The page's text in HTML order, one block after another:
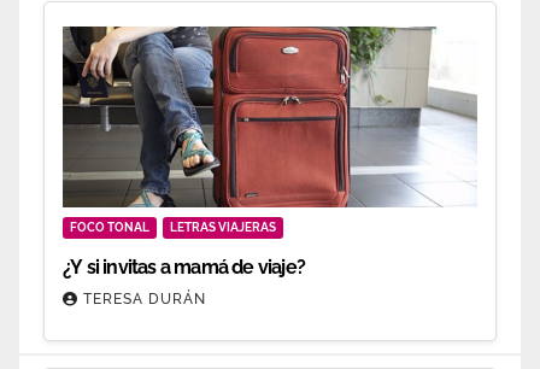
FOCO TONAL LETRAS VIAJERAS
¿Y si invitas a mamá de viaje?
TERESA DURÁN